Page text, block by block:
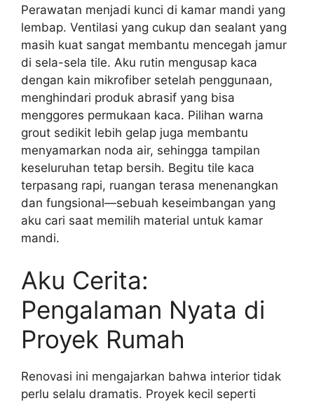
Perawatan menjadi kunci di kamar mandi yang
lembap. Ventilasi yang cukup dan sealant yang
masih kuat sangat membantu mencegah jamur
di sela-sela tile. Aku rutin mengusap kaca
dengan kain mikrofiber setelah penggunaan,
menghindari produk abrasif yang bisa
menggores permukaan kaca. Pilihan warna
grout sedikit lebih gelap juga membantu
menyamarkan noda air, sehingga tampilan
keseluruhan tetap bersih. Begitu tile kaca
terpasang rapi, ruangan terasa menenangkan
dan fungsional—sebuah keseimbangan yang
aku cari saat memilih material untuk kamar
mandi.
Aku Cerita:
Pengalaman Nyata di
Proyek Rumah
Renovasi ini mengajarkan bahwa interior tidak
perlu selalu dramatis. Proyek kecil seperti